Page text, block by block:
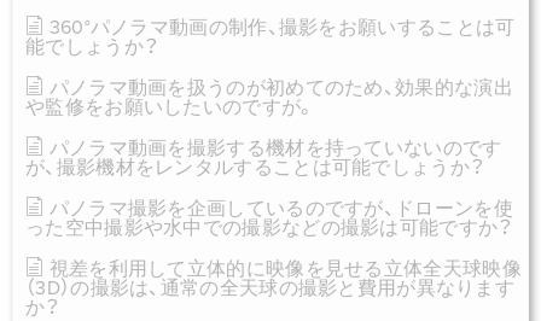
360°パノラマ動画の制作、撮影をお願いすることは可
能でしょうか？
パノラマ動画を扱うのが初めてのため、効果的な演出
や監修をお願いしたいのですが。
パノラマ動画を撮影する機材を持っていないのです
が、撮影機材をレンタルすることは可能でしょうか？
パノラマ撮影を企画しているのですが、ドローンを使
った空中撮影や水中での撮影などの撮影は可能ですか？
視差を利用して立体的に映像を見せる立体全天球映像
（3D）の撮影は、通常の全天球の撮影と費用が異なります
か？